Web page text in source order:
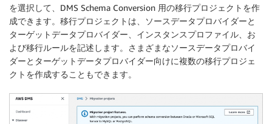
を選択して、DMS Schema Conversion 用の移行プロジェクトを作
成できます。移行プロジェクトは、ソースデータプロバイダーと
ターゲットデータプロバイダー、インスタンスプロファイル、お
よび移行ルールを記述します。さまざまなソースデータプロバイ
ダーとターゲットデータプロバイダー向けに複数の移行プロジェ
クトを作成することもできます。